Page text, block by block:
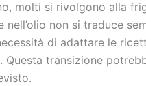
molti si rivolgono alla
nell’olio non si traduce
di adattare le
transizione